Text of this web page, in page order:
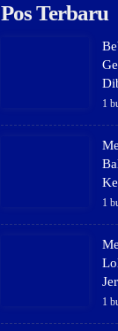
Pos Terbaru
1
1
1